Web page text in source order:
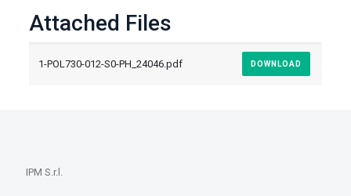
Attached Files
1-POL730-012-S0-PH_24046.pdf DOWNLOAD
IPM S.r.l.